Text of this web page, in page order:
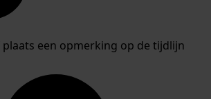
plaats een opmerking op de tijdlijn